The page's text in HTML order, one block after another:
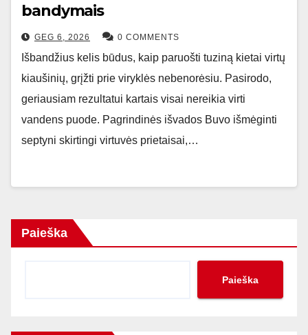
bandymais
GEG 6, 2026 0 COMMENTS
Išbandžius kelis būdus, kaip paruošti tuziną kietai virtų
kiaušinių, grįžti prie viryklės nebenorėsiu. Pasirodo,
geriausiam rezultatui kartais visai nereikia virti
vandens puode. Pagrindinės išvados Buvo išmėginti
septyni skirtingi virtuvės prietaisai,…
Paieška
Paieška